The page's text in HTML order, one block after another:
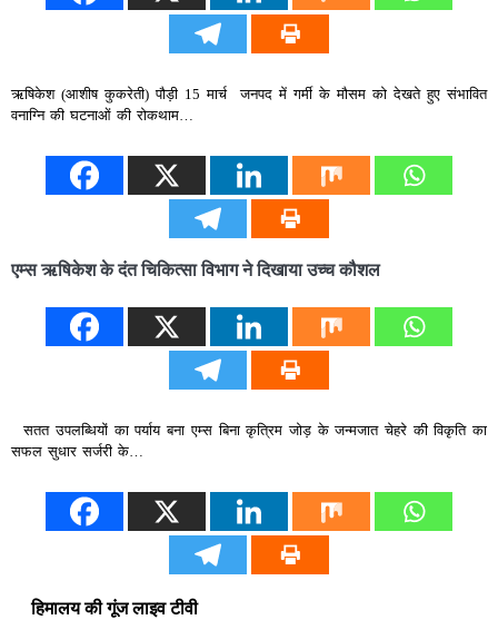
ऋषिकेश (आशीष कुकरेती) पौड़ी 15 मार्च जनपद में गर्मी के मौसम को देखते हुए संभावित
वनाग्नि की घटनाओं की रोकथाम…
एम्स ऋषिकेश के दंत चिकित्सा विभाग ने दिखाया उच्च कौशल
सतत उपलब्धियों का पर्याय बना एम्स बिना कृत्रिम जोड़ के जन्मजात चेहरे की विकृति का
सफल सुधार सर्जरी के…
हिमालय की गूंज लाइव टीवी